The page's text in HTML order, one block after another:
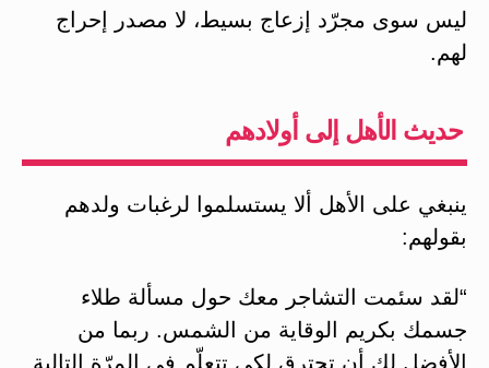
ليس سوى مجرّد إزعاج بسيط، لا مصدر إحراج
لهم.
حديث الأهل إلى أولادهم
ينبغي على الأهل ألا يستسلموا لرغبات ولدهم
بقولهم:
“لقد سئمت التشاجر معك حول مسألة طلاء
جسمك بكريم الوقاية من الشمس. ربما من
الأفضل لك أن تحترق لكي تتعلّم في المرّة التالية